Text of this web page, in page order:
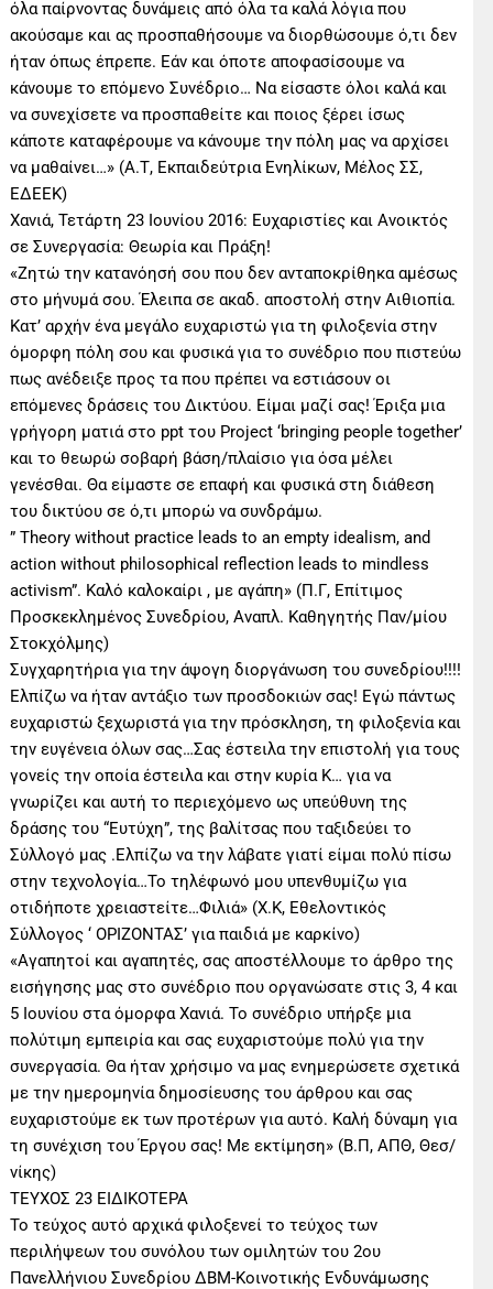
όλα παίρνοντας δυνάμεις από όλα τα καλά λόγια που
ακούσαμε και ας προσπαθήσουμε να διορθώσουμε ό,τι δεν
ήταν όπως έπρεπε. Εάν και όποτε αποφασίσουμε να
κάνουμε το επόμενο Συνέδριο… Να είσαστε όλοι καλά και
να συνεχίσετε να προσπαθείτε και ποιος ξέρει ίσως
κάποτε καταφέρουμε να κάνουμε την πόλη μας να αρχίσει
να μαθαίνει…» (Α.Τ, Εκπαιδεύτρια Ενηλίκων, Μέλος ΣΣ,
ΕΔΕΕΚ)
Χανιά, Τετάρτη 23 Ιουνίου 2016: Ευχαριστίες και Ανοικτός
σε Συνεργασία: Θεωρία και Πράξη!
«Ζητώ την κατανόησή σου που δεν ανταποκρίθηκα αμέσως
στο μήνυμά σου. Έλειπα σε ακαδ. αποστολή στην Αιθιοπία.
Κατ’ αρχήν ένα μεγάλο ευχαριστώ για τη φιλοξενία στην
όμορφη πόλη σου και φυσικά για το συνέδριο που πιστεύω
πως ανέδειξε προς τα που πρέπει να εστιάσουν οι
επόμενες δράσεις του Δικτύου. Είμαι μαζί σας! Έριξα μια
γρήγορη ματιά στο ppt του Project ‘bringing people together’
και το θεωρώ σοβαρή βάση/πλαίσιο για όσα μέλει
γενέσθαι. Θα είμαστε σε επαφή και φυσικά στη διάθεση
του δικτύου σε ό,τι μπορώ να συνδράμω.
” Theory without practice leads to an empty idealism, and
action without philosophical reflection leads to mindless
activism”. Καλό καλοκαίρι , με αγάπη» (Π.Γ, Επίτιμος
Προσκεκλημένος Συνεδρίου, Αναπλ. Καθηγητής Παν/μίου
Στοκχόλμης)
Συγχαρητήρια για την άψογη διοργάνωση του συνεδρίου!!!!
Ελπίζω να ήταν αντάξιο των προσδοκιών σας! Εγώ πάντως
ευχαριστώ ξεχωριστά για την πρόσκληση, τη φιλοξενία και
την ευγένεια όλων σας…Σας έστειλα την επιστολή για τους
γονείς την οποία έστειλα και στην κυρία Κ… για να
γνωρίζει και αυτή το περιεχόμενο ως υπεύθυνη της
δράσης του “Ευτύχη”, της βαλίτσας που ταξιδεύει το
Σύλλογό μας .Ελπίζω να την λάβατε γιατί είμαι πολύ πίσω
στην τεχνολογία…Το τηλέφωνό μου υπενθυμίζω για
οτιδήποτε χρειαστείτε…Φιλιά» (Χ.Κ, Eθελοντικός
Σύλλογος ‘ ΟΡΙΖΟΝΤΑΣ’ για παιδιά με καρκίνο)
«Αγαπητοί και αγαπητές, σας αποστέλλουμε το άρθρο της
εισήγησης μας στο συνέδριο που οργανώσατε στις 3, 4 και
5 Ιουνίου στα όμορφα Χανιά. Το συνέδριο υπήρξε μια
πολύτιμη εμπειρία και σας ευχαριστούμε πολύ για την
συνεργασία. Θα ήταν χρήσιμο να μας ενημερώσετε σχετικά
με την ημερομηνία δημοσίευσης του άρθρου και σας
ευχαριστούμε εκ των προτέρων για αυτό. Καλή δύναμη για
τη συνέχιση του Έργου σας! Με εκτίμηση» (Β.Π, ΑΠΘ, Θεσ/
νίκης)
ΤΕΥΧΟΣ 23 ΕΙΔΙΚΟΤΕΡΑ
Το τεύχος αυτό αρχικά φιλοξενεί το τεύχος των
περιλήψεων του συνόλου των ομιλητών του 2ου
Πανελλήνιου Συνεδρίου ΔΒΜ-Κοινοτικής Ενδυνάμωσης